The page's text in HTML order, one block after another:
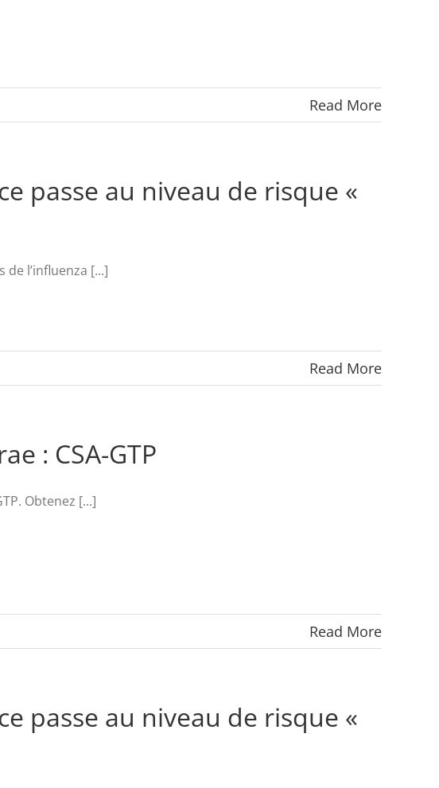
Read More
passe au niveau de risque «
l’influenza [...]
Read More
: CSA-GTP
Obtenez [...]
Read More
passe au niveau de risque «